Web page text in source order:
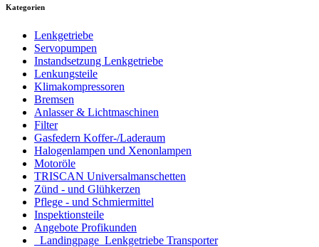
Kategorien
Lenkgetriebe
Servopumpen
Instandsetzung Lenkgetriebe
Lenkungsteile
Klimakompressoren
Bremsen
Anlasser & Lichtmaschinen
Filter
Gasfedern Koffer-/Laderaum
Halogenlampen und Xenonlampen
Motoröle
TRISCAN Universalmanschetten
Zünd - und Glühkerzen
Pflege - und Schmiermittel
Inspektionsteile
Angebote Profikunden
_Landingpage_Lenkgetriebe Transporter